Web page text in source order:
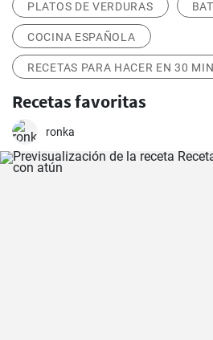
PLATOS DE VERDURAS
COCINA ESPAÑOLA
RECETAS PARA HACER EN 30
Recetas favoritas
ronka